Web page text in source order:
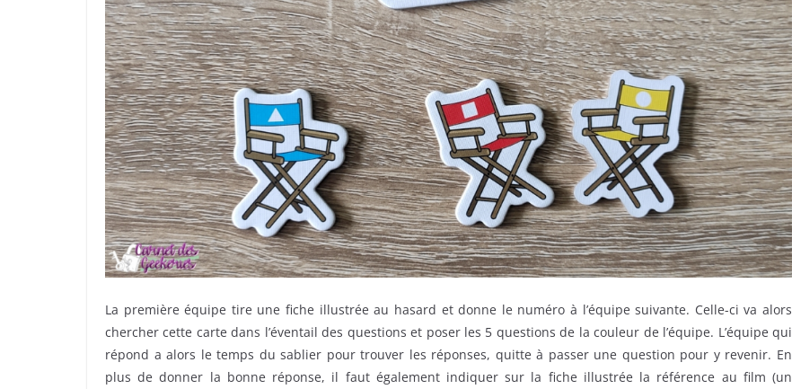
La première équipe tire une fiche illustrée au hasard et donne le numéro à l’équipe suivante. Celle-ci va alors
chercher cette carte dans l’éventail des questions et poser les 5 questions de la couleur de l’équipe. L’équipe qui
répond a alors le temps du sablier pour trouver les réponses, quitte à passer une question pour y revenir. En
plus de donner la bonne réponse, il faut également indiquer sur la fiche illustrée la référence au film (un